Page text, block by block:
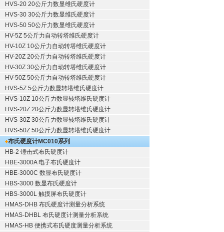
HVS-20 20公斤力数显维氏硬度计
HVS-30 30公斤力数显维氏硬度计
HVS-50 50公斤力数显维氏硬度计
HV-5Z 5公斤力自动转塔维氏硬度计
HV-10Z 10公斤力自动转塔维氏硬度计
HV-20Z 20公斤力自动转塔维氏硬度计
HV-30Z 30公斤力自动转塔维氏硬度计
HV-50Z 50公斤力自动转塔维氏硬度计
HVS-5Z 5公斤力数显转塔维氏硬度计
HVS-10Z 10公斤力数显转塔维氏硬度计
HVS-20Z 20公斤力数显转塔维氏硬度计
HVS-30Z 30公斤力数显转塔维氏硬度计
HVS-50Z 50公斤力数显转塔维氏硬度计
布氏硬度计MC010系列
HB-2 锤击式布氏硬度计
HBE-3000A 电子布氏硬度计
HBE-3000C 数显布氏硬度计
HBS-3000 数显布氏硬度计
HBS-3000L 触摸屏布氏硬度计
HMAS-DHB 布氏硬度计测量分析系统
HMAS-DHBL 布氏硬度计测量分析系统
HMAS-HB 便携式布氏硬度测量分析系统